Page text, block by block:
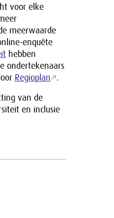
voor elke
meerwaarde
enquête
hebben
ondertekenaars
Regioplan .
van de
en inclusie